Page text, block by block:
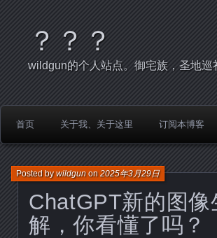
？？？
wildgun的个人站点。御宅族，圣地
首页 关于我、关于这里 订阅本博客
ChatGPT新的图
解，你看懂了吗？
Posted bywildgunon2025年3月29日